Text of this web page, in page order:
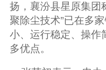
扬，襄汾县星原集团
聚除尘技术”已在多
小、运行稳定、操作
多优点。